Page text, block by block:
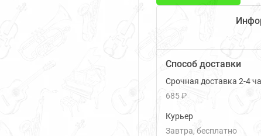
Способ доставки
Срочная доставка 2-4
685 ₽
Курьер
Завтра
Бесплатно